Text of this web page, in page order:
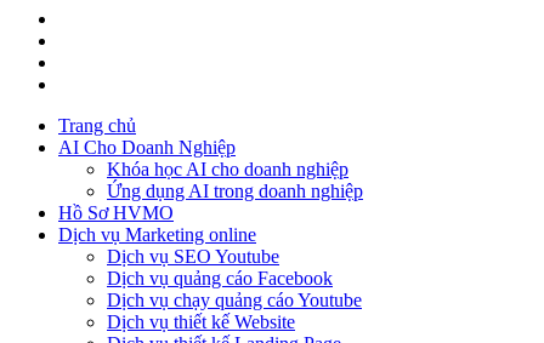
Trang chủ
AI Cho Doanh Nghiệp
Khóa học AI cho doanh nghiệp
Ứng dụng AI trong doanh nghiệp
Hồ Sơ HVMO
Dịch vụ Marketing online
Dịch vụ SEO Youtube
Dịch vụ quảng cáo Facebook
Dịch vụ chạy quảng cáo Youtube
Dịch vụ thiết kế Website